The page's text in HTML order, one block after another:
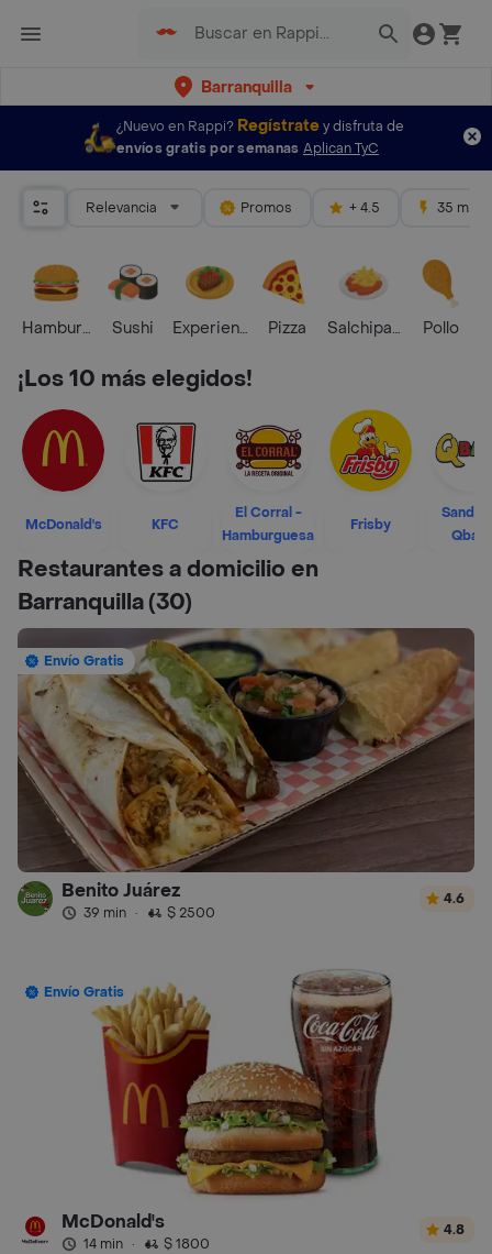
Barranquilla
¿Nuevo en Rappi? Regístratey disfruta de
envíos gratis por semanas Aplican TyC
Relevancia Promos + 4.5 35 mins
HamburguesaSushi Experiencias Foodies
Pizza Salchipapas Pollo
¡Los 10 más elegidos!
McDonald's KFC
El Corral -
Hamburguesa
Frisby
Restaurantes a domicilio en
Barranquilla(30)
Envío Gratis
Benito Juárez
39 min · $ 2500
4.6
Envío Gratis
McDonald's
14 min · $ 1800
4.8